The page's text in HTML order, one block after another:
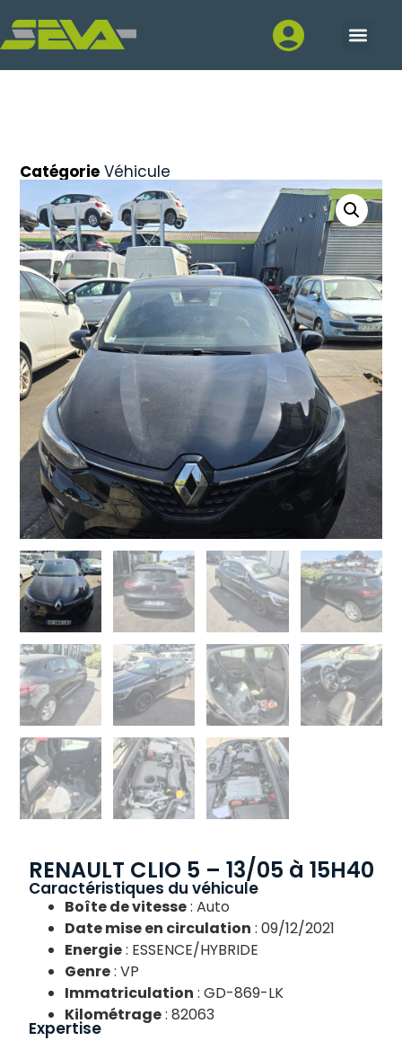
Catégorie Véhicule
RENAULT CLIO 5 – 13/05 à 15H40
Caractéristiques du véhicule
Boîte de vitesse: Auto
Date mise en circulation : 09/12/2021
Energie: ESSENCE/HYBRIDE
Genre: VP
Immatriculation : GD-869-LK
Kilométrage: 82063
Expertise